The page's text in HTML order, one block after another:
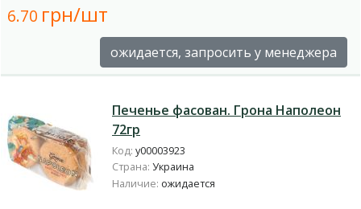
6.70 грн/шт
ожидается, запросить у менеджера
Печенье фасован. Грона Наполеон
72гр
Код: у00003923
Страна: Украина
Наличие: ожидается